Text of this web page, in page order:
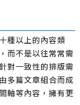
種以上的內容類
而不是以往常常需
對一致性的排版需
多篇文章組合而成
軸等內容，擁有更